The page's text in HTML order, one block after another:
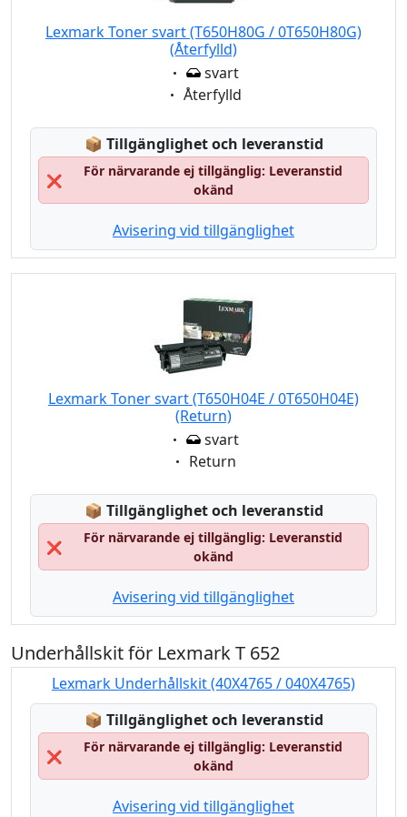
Lexmark Toner svart (T650H80G / 0T650H80G)
(Återfylld)
Eigenschaft:
svart
Eigenschaft:
Återfylld
📦 Lagerstatus:
Tillgänglighet och leveranstid
❌
För närvarande ej tillgänglig: Leveranstid
okänd
Avisering vid tillgänglighet
Lexmark Toner svart (T650H04E / 0T650H04E)
(Return)
Eigenschaft:
svart
Eigenschaft:
Return
📦 Lagerstatus:
Tillgänglighet och leveranstid
❌
För närvarande ej tillgänglig: Leveranstid
okänd
Avisering vid tillgänglighet
Underhållskit för Lexmark T 652
Lexmark Underhållskit (40X4765 / 040X4765)
📦 Lagerstatus:
Tillgänglighet och leveranstid
❌
För närvarande ej tillgänglig: Leveranstid
okänd
Avisering vid tillgänglighet